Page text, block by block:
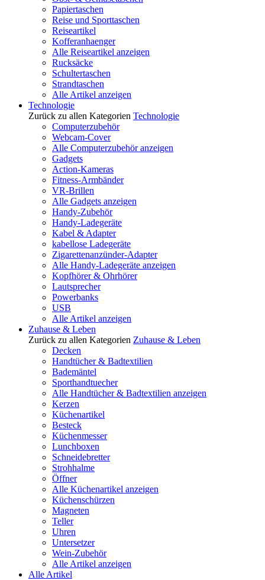
Papiertaschen
Reise und Sporttaschen
Reiseartikel
Kofferanhaenger
Alle Reiseartikel anzeigen
Rucksäcke
Schultertaschen
Strandtaschen
Alle Artikel anzeigen
Technologie
Zurück zu allen Kategorien Technologie
Computerzubehör
Webcam-Cover
Alle Computerzubehör anzeigen
Gadgets
Action-Kameras
Fitness-Armbänder
VR-Brillen
Alle Gadgets anzeigen
Handy-Zubehör
Handy-Ladegeräte
Kabel & Adapter
kabellose Ladegeräte
Zigarettenanzünder-Adapter
Alle Handy-Ladegeräte anzeigen
Kopfhörer & Ohrhörer
Lautsprecher
Powerbanks
USB
Alle Artikel anzeigen
Zuhause & Leben
Zurück zu allen Kategorien Zuhause & Leben
Decken
Handtücher & Badtextilien
Bademäntel
Sporthandtuecher
Alle Handtücher & Badtextilien anzeigen
Kerzen
Küchenartikel
Besteck
Küchenmesser
Lunchboxen
Schneidebretter
Strohhalme
Öffner
Alle Küchenartikel anzeigen
Küchenschürzen
Magneten
Teller
Uhren
Untersetzer
Wein-Zubehör
Alle Artikel anzeigen
Alle Artikel